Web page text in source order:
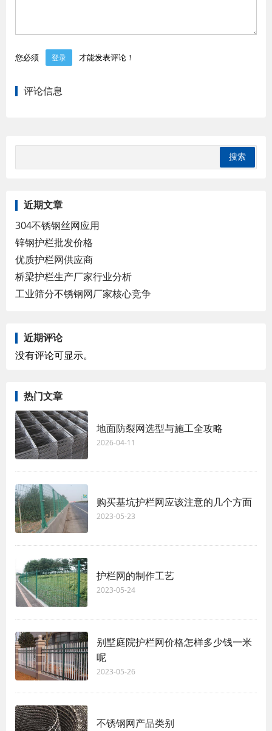
您必须 登录 才能发表评论！
评论信息
近期文章
304不锈钢丝网应用
锌钢护栏批发价格
优质护栏网供应商
桥梁护栏生产厂家行业分析
工业筛分不锈钢网厂家核心竞争
近期评论
没有评论可显示。
热门文章
地面防裂网选型与施工全攻略
2026-04-11
购买基坑护栏网应该注意的几个方面
2023-05-23
护栏网的制作工艺
2023-05-24
别墅庭院护栏网价格怎样多少钱一米
呢
2023-05-26
不锈钢网产品类别